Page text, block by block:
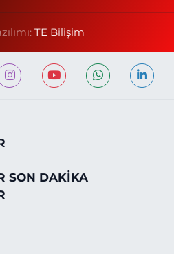
TE Bilişim
SON DAKİKA